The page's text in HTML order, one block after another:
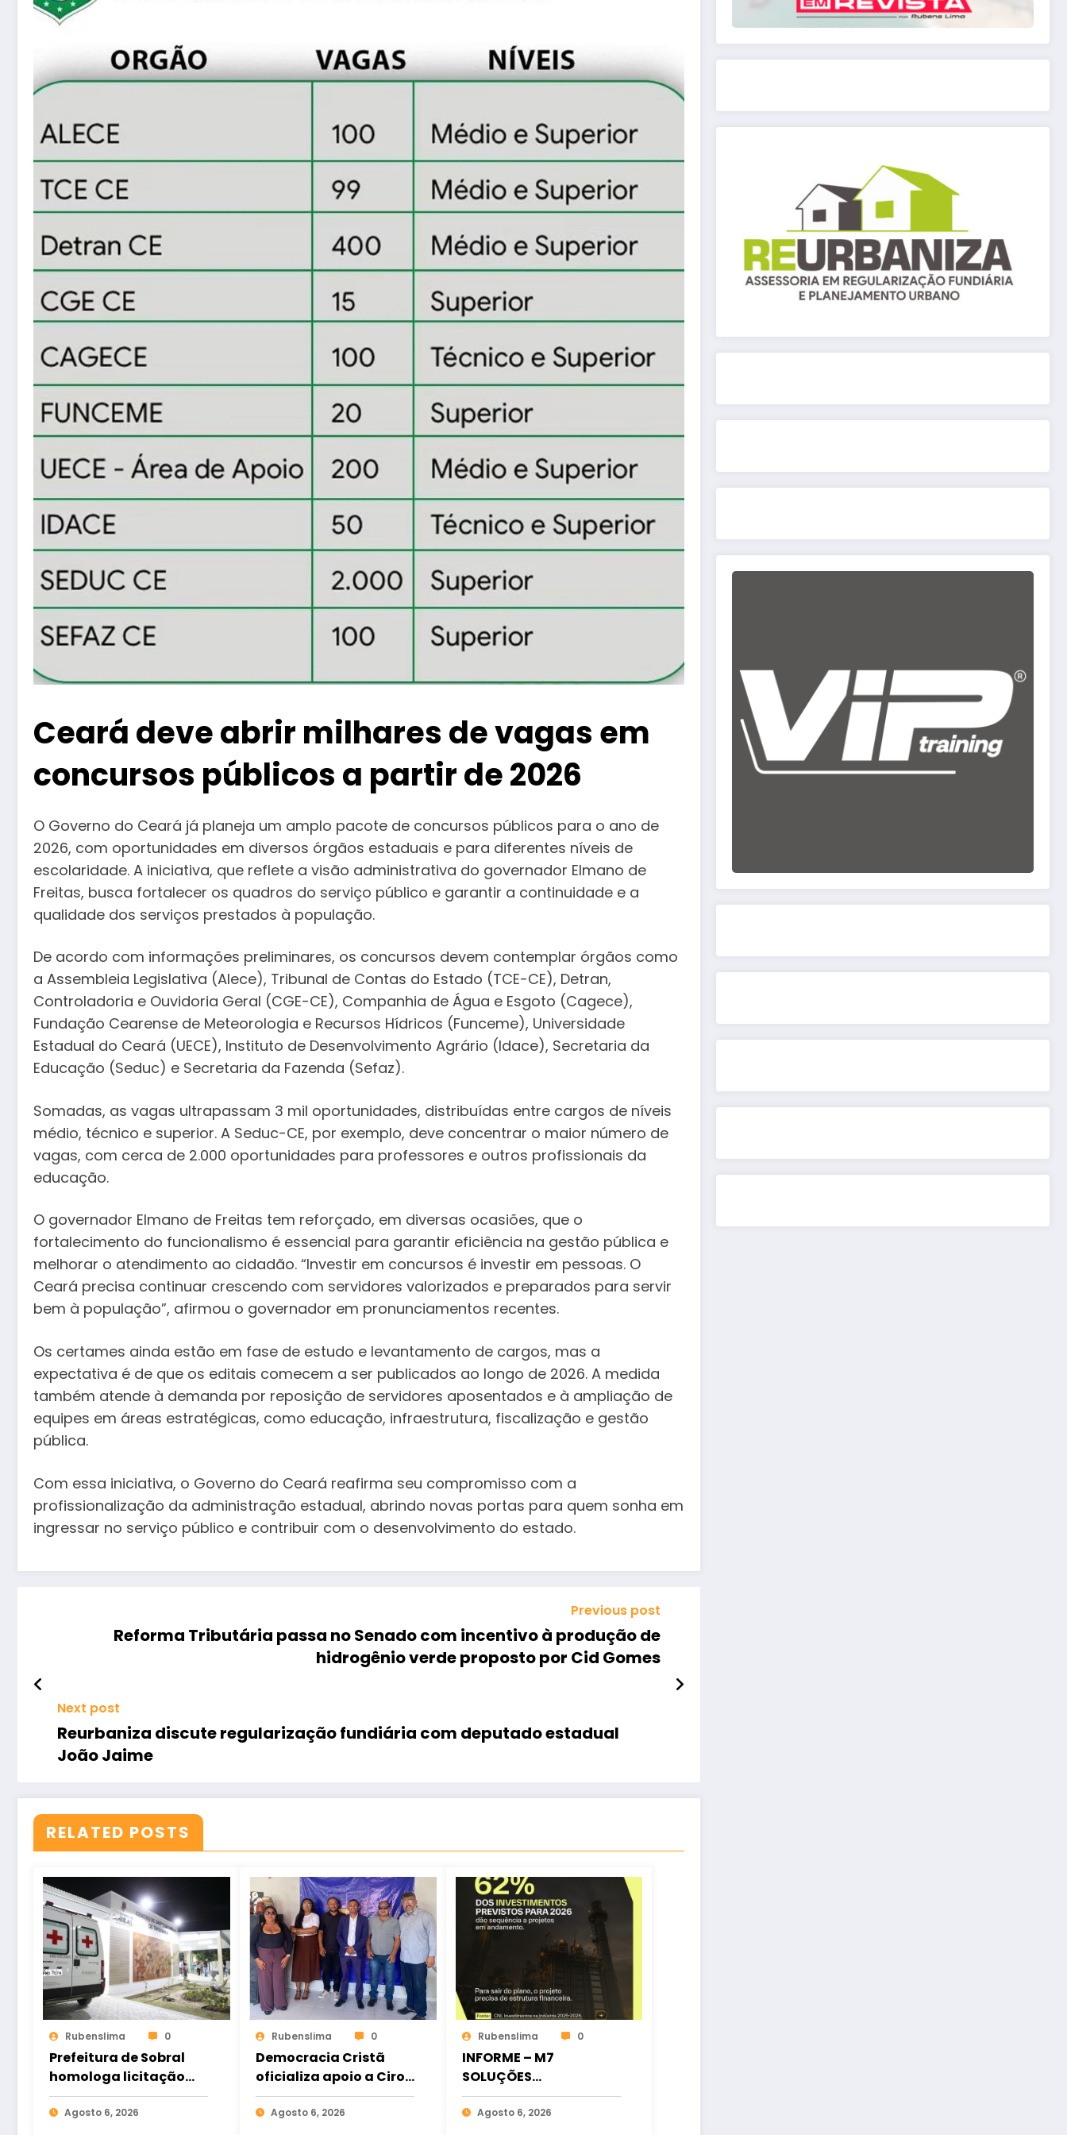
Ceará deve abrir milhares de vagas em
concursos públicos a partir de 2026
O Governo do Ceará já planeja um amplo pacote de concursos públicos para o ano de
2026, com oportunidades em diversos órgãos estaduais e para diferentes níveis de
escolaridade. A iniciativa, que reflete a visão administrativa do governador Elmano de
Freitas, busca fortalecer os quadros do serviço público e garantir a continuidade e a
qualidade dos serviços prestados à população.
De acordo com informações preliminares, os concursos devem contemplar órgãos como
a Assembleia Legislativa (Alece), Tribunal de Contas do Estado (TCE-CE), Detran,
Controladoria e Ouvidoria Geral (CGE-CE), Companhia de Água e Esgoto (Cagece),
Fundação Cearense de Meteorologia e Recursos Hídricos (Funceme), Universidade
Estadual do Ceará (UECE), Instituto de Desenvolvimento Agrário (Idace), Secretaria da
Educação (Seduc) e Secretaria da Fazenda (Sefaz).
Somadas, as vagas ultrapassam 3 mil oportunidades, distribuídas entre cargos de níveis
médio, técnico e superior. A Seduc-CE, por exemplo, deve concentrar o maior número de
vagas, com cerca de 2.000 oportunidades para professores e outros profissionais da
educação.
O governador Elmano de Freitas tem reforçado, em diversas ocasiões, que o
fortalecimento do funcionalismo é essencial para garantir eficiência na gestão pública e
melhorar o atendimento ao cidadão. “Investir em concursos é investir em pessoas. O
Ceará precisa continuar crescendo com servidores valorizados e preparados para servir
bem à população”, afirmou o governador em pronunciamentos recentes.
Os certames ainda estão em fase de estudo e levantamento de cargos, mas a
expectativa é de que os editais comecem a ser publicados ao longo de 2026. A medida
também atende à demanda por reposição de servidores aposentados e à ampliação de
equipes em áreas estratégicas, como educação, infraestrutura, fiscalização e gestão
pública.
Com essa iniciativa, o Governo do Ceará reafirma seu compromisso com a
profissionalização da administração estadual, abrindo novas portas para quem sonha em
ingressar no serviço público e contribuir com o desenvolvimento do estado.
Previous post
Reforma Tributária passa no Senado com incentivo à produção de
hidrogênio verde proposto por Cid Gomes
Next post
Reurbaniza discute regularização fundiária com deputado estadual
João Jaime
RELATED POSTS
Rubenslima 0
Prefeitura de Sobral
homologa licitação
para construção do
Hospital de Taperuaba
Agosto 6, 2026
Rubenslima 0
Democracia Cristã
oficializa apoio a Ciro
Gomes e amplia
aliança da oposição
Agosto 6, 2026
Rubenslima 0
INFORME – M7
SOLUÇÕES
FINANCEIRAS
Agosto 6, 2026